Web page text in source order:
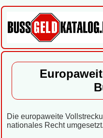
Die europaweite
nationales Recht umgesetzt.